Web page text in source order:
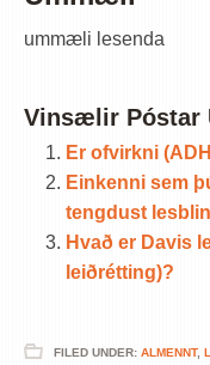
ummæli lesenda
Vinsælir Póstar
Er ofvirkni
Einkenni sem
tengdust
Hvað er Davis
leiðrétting)?
FILED UNDER: ALMENNT,